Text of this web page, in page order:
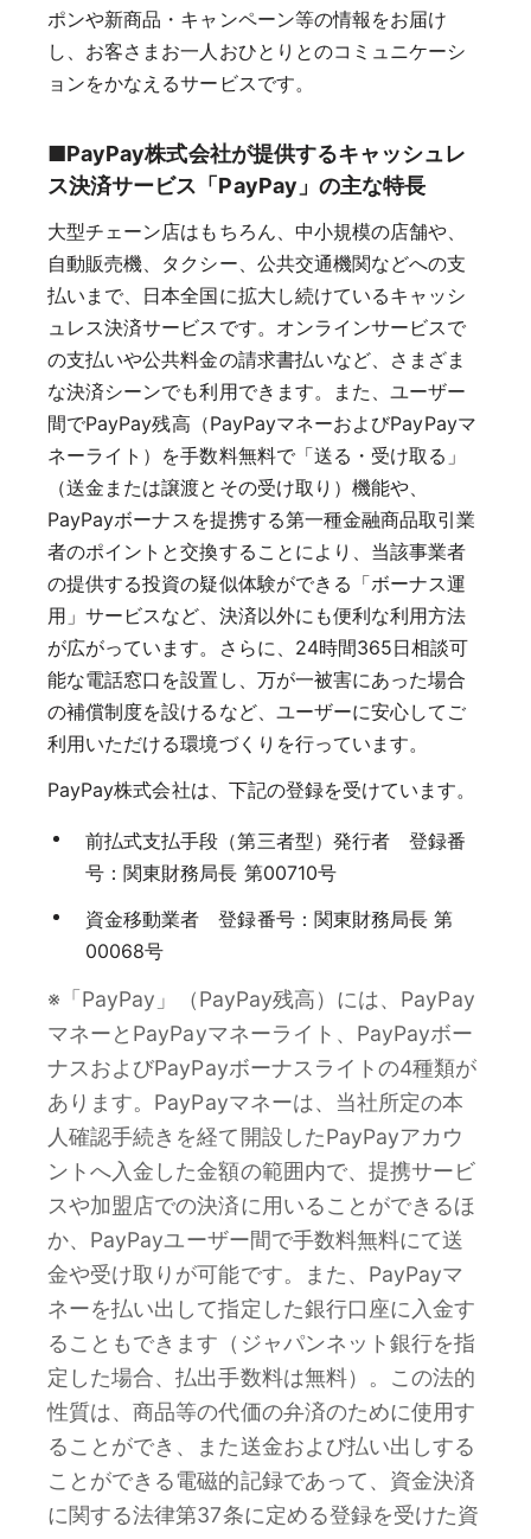
ポンや新商品・キャンペーン等の情報をお届け
し、お客さまお一人おひとりとのコミュニケーシ
ョンをかなえるサービスです。
■PayPay株式会社が提供するキャッシュレ
ス決済サービス「PayPay」の主な特長
大型チェーン店はもちろん、中小規模の店舗や、
自動販売機、タクシー、公共交通機関などへの支
払いまで、日本全国に拡大し続けているキャッシ
ュレス決済サービスです。オンラインサービスで
の支払いや公共料金の請求書払いなど、さまざま
な決済シーンでも利用できます。また、ユーザー
間でPayPay残高（PayPayマネーおよびPayPayマ
ネーライト）を手数料無料で「送る・受け取る」
（送金または譲渡とその受け取り）機能や、
PayPayボーナスを提携する第一種金融商品取引業
者のポイントと交換することにより、当該事業者
の提供する投資の疑似体験ができる「ボーナス運
用」サービスなど、決済以外にも便利な利用方法
が広がっています。さらに、24時間365日相談可
能な電話窓口を設置し、万が一被害にあった場合
の補償制度を設けるなど、ユーザーに安心してご
利用いただける環境づくりを行っています。
PayPay株式会社は、下記の登録を受けています。
前払式支払手段（第三者型）発行者 登録番
号：関東財務局長 第00710号
資金移動業者 登録番号：関東財務局長 第
00068号
※「PayPay」（PayPay残高）には、PayPay
マネーとPayPayマネーライト、PayPayボー
ナスおよびPayPayボーナスライトの4種類が
あります。PayPayマネーは、当社所定の本
人確認手続きを経て開設したPayPayアカウ
ントへ入金した金額の範囲内で、提携サービ
スや加盟店での決済に用いることができるほ
か、PayPayユーザー間で手数料無料にて送
金や受け取りが可能です。また、PayPayマ
ネーを払い出して指定した銀行口座に入金す
ることもできます（ジャパンネット銀行を指
定した場合、払出手数料は無料）。この法的
性質は、商品等の代価の弁済のために使用す
ることができ、また送金および払い出しする
ことができる電磁的記録であって、資金決済
に関する法律第37条に定める登録を受けた資